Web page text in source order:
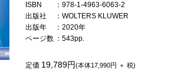
ISBN
：978-1-4963-6063-2
出版社
：WOLTERS KLUWER
出版年
：2020年
ページ数 ：543pp.
定価 19,789円(本体17,990円 ＋ 税)